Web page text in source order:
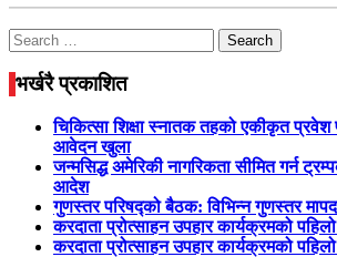
Search
for:
भर्खरै प्रकाशित
चिकित्सा शिक्षा स्नातक तहको एकीकृत प्रवेश
आवेदन खुला
जन्मसिद्ध अमेरिकी नागरिकता सीमित गर्न
आदेश
गुणस्तर परिषद्को बैठक: विभिन्न गुणस्तर
करदाता प्रोत्साहन उपहार कार्यक्रमको
करदाता प्रोत्साहन उपहार कार्यक्रमको